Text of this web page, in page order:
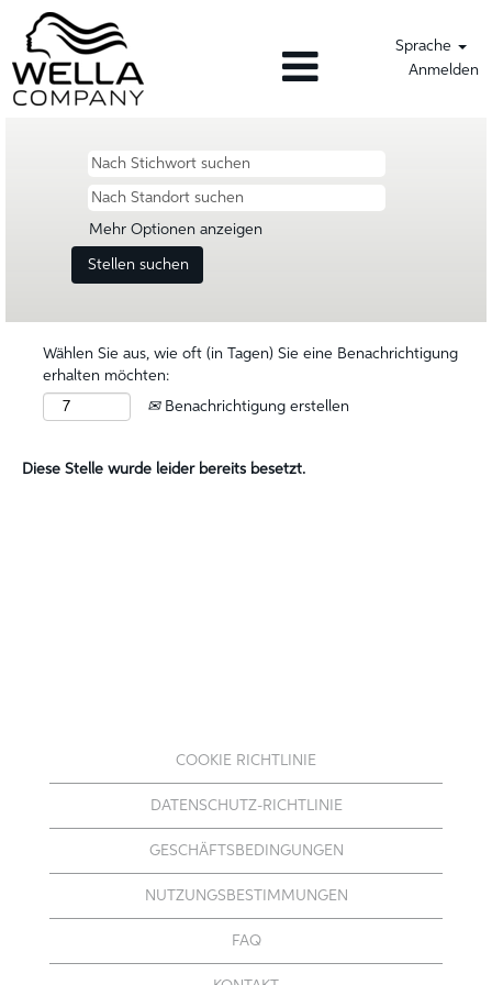
Sprache
Anmelden
Mehr Optionen anzeigen
Wählen Sie aus, wie oft (in Tagen) Sie eine Benachrichtigung
erhalten möchten:
Benachrichtigung erstellen
Diese Stelle wurde leider bereits besetzt.
COOKIE RICHTLINIE
DATENSCHUTZ-RICHTLINIE
GESCHÄFTSBEDINGUNGEN
NUTZUNGSBESTIMMUNGEN
FAQ